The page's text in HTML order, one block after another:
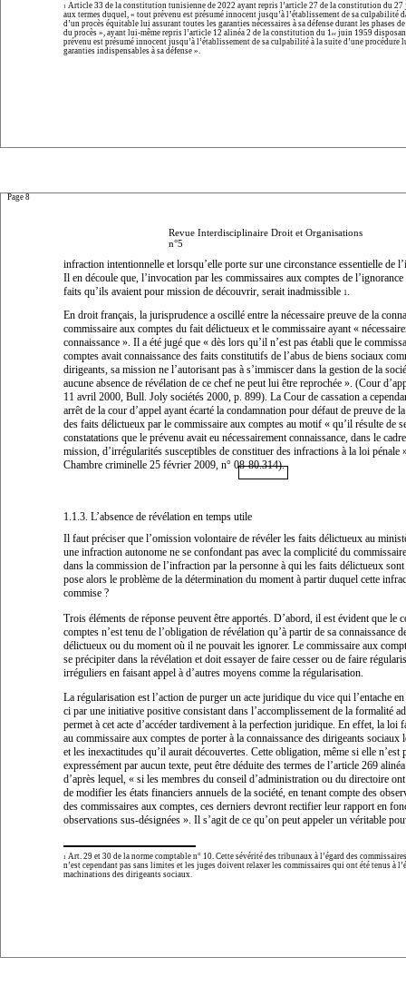
1 Article 33 de la constitution tunisienne de 2022 ayant repris l’article 27 de la constitution du 27
aux termes duquel, « tout prévenu est présumé innocent jusqu’à l’établissement de sa culpabilité
d’un procès équitable lui assurant toutes les garanties nécessaires à sa défense durant les phases
du procès », ayant lui-même repris l’article 12 alinéa 2 de la constitution du 1er juin 1959
prévenu est présumé innocent jusqu’à l’établissement de sa culpabilité à la suite d’une procédure
garanties indispensables à sa défense ».
Page 8
Revue Interdisciplinaire Droit et Organisations
n°5
infraction intentionnelle et lorsqu’elle porte sur une circonstance essentielle de
Il en découle que, l’invocation par les commissaires aux comptes de l’ignorance
faits qu’ils avaient pour mission de découvrir, serait inadmissible 1.
En droit français, la jurisprudence a oscillé entre la nécessaire preuve de la
commissaire aux comptes du fait délictueux et le commissaire ayant «
connaissance ». Il a été jugé que « dès lors qu’il n’est pas établi que le
comptes avait connaissance des faits constitutifs de l’abus de biens sociaux
dirigeants, sa mission ne l’autorisant pas à s’immiscer dans la gestion de la
aucune absence de révélation de ce chef ne peut lui être reprochée ». (Cour
11 avril 2000, Bull. Joly sociétés 2000, p. 899). La Cour de cassation a
arrêt de la cour d’appel ayant écarté la condamnation pour défaut de preuve de
des faits délictueux par le commissaire aux comptes au motif « qu’il résulte de
constatations que le prévenu avait eu nécessairement connaissance, dans le
mission, d’irrégularités susceptibles de constituer des infractions à la loi pénale
Chambre criminelle 25 février 2009, n° 08-80.314).
1.1.3. L’absence de révélation en temps utile
Il faut préciser que l’omission volontaire de révéler les faits délictueux au
une infraction autonome ne se confondant pas avec la complicité du
dans la commission de l’infraction par la personne à qui les faits délictueux
pose alors le problème de la détermination du moment à partir duquel cette
commise ?
Trois éléments de réponse peuvent être apportés. D’abord, il est évident que le
comptes n’est tenu de l’obligation de révélation qu’à partir de sa connaissance
délictueux ou du moment où il ne pouvait les ignorer. Le commissaire aux
se précipiter dans la révélation et doit essayer de faire cesser ou de faire
irréguliers en faisant appel à d’autres moyens comme la régularisation.
La régularisation est l’action de purger un acte juridique du vice qui l’entache
ci par une initiative positive consistant dans l’accomplissement de la formalité
permet à cet acte d’accéder tardivement à la perfection juridique. En effet, la loi
au commissaire aux comptes de porter à la connaissance des dirigeants sociaux
et les inexactitudes qu’il aurait découvertes. Cette obligation, même si elle n’est
expressément par aucun texte, peut être déduite des termes de l’article 269
d’après lequel, « si les membres du conseil d’administration ou du directoire
de modifier les états financiers annuels de la société, en tenant compte des
des commissaires aux comptes, ces derniers devront rectifier leur rapport en
observations sus-désignées ». Il s’agit de ce qu’on peut appeler un véritable
1 Art. 29 et 30 de la norme comptable n° 10. Cette sévérité des tribunaux à l’égard des
n’est cependant pas sans limites et les juges doivent relaxer les commissaires qui ont été tenus à
machinations des dirigeants sociaux.